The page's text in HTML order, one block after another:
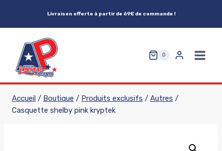
Livraison offerte à partir de 69€ de commande !
0
Accueil / Boutique / Produits exclusifs / Autres /
Casquette shelby pink kryptek